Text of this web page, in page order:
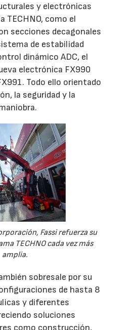
y electrónicas
TECHNO, como el
secciones decagonales
de estabilidad
dinámico ADC, el
electrónica FX990
Todo ello orientado
la seguridad y la
Fassi refuerza su
TECHNO cada vez más
amplia.
sobresale por su
de hasta 8
y diferentes
soluciones